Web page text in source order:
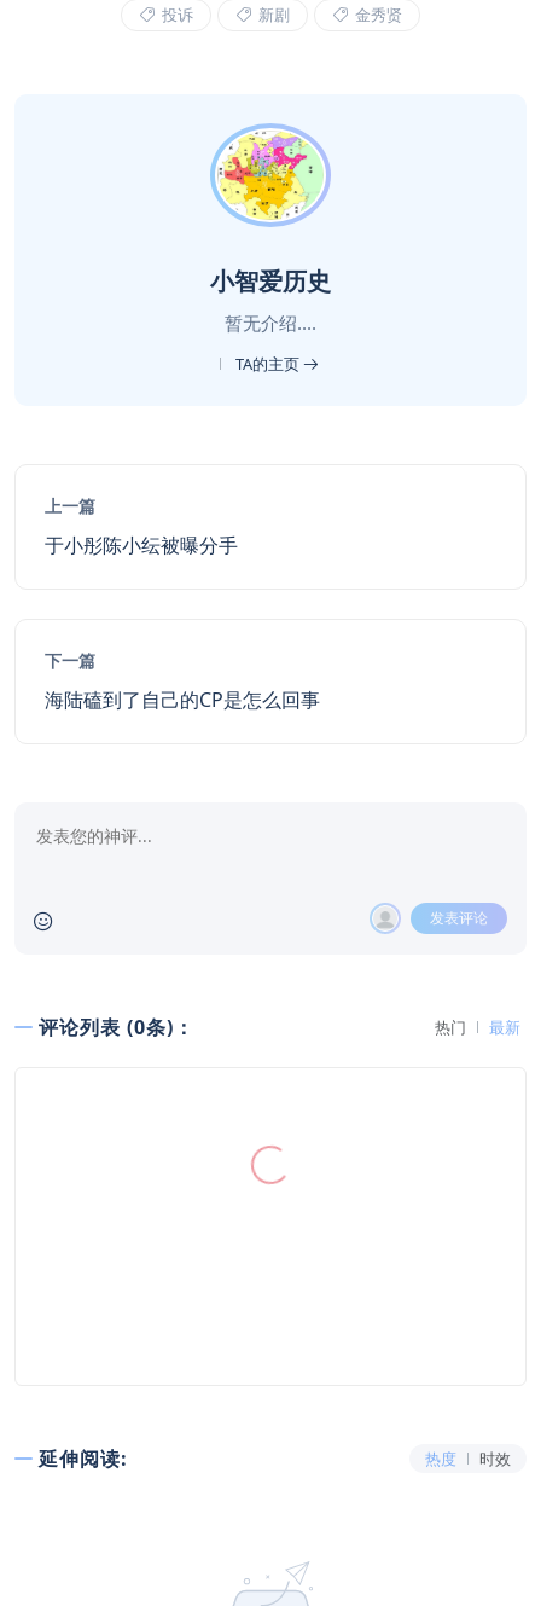
投诉 新剧 金秀贤
小智爱历史
暂无介绍....
TA的主页
上一篇
于小彤陈小纭被曝分手
下一篇
海陆磕到了自己的CP是怎么回事
发表评论
评论列表 (0条)： 热门 最新
延伸阅读: 热度 时效